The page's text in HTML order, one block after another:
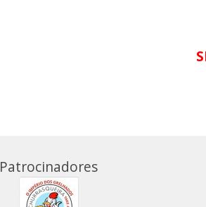
Patrocinadores